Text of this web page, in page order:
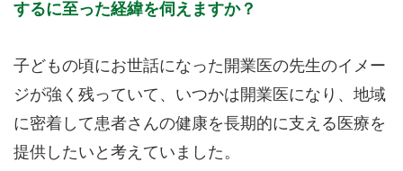
するに至った経緯を伺えますか？
子どもの頃にお世話になった開業医の先生のイメー
ジが強く残っていて、いつかは開業医になり、地域
に密着して患者さんの健康を長期的に支える医療を
提供したいと考えていました。